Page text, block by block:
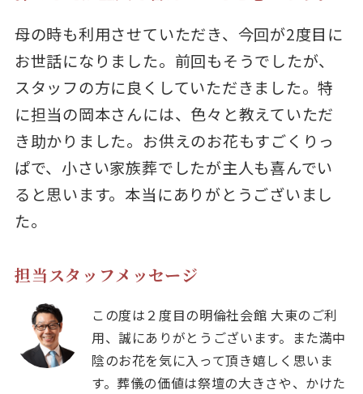
母の時も利用させていただき、今回が2度目に
お世話になりました。前回もそうでしたが、
スタッフの方に良くしていただきました。特
に担当の岡本さんには、色々と教えていただ
き助かりました。お供えのお花もすごくりっ
ぱで、小さい家族葬でしたが主人も喜んでい
ると思います。本当にありがとうございまし
た。
担当スタッフメッセージ
この度は２度目の明倫社会館 大東のご利
用、誠にありがとうございます。また満中
陰のお花を気に入って頂き嬉しく思いま
す。葬儀の価値は祭壇の大きさや、かけた